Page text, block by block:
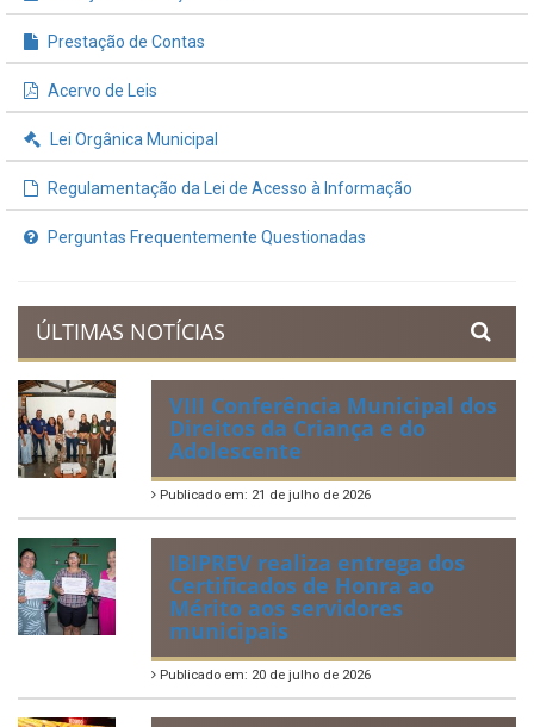
Prestação de Contas
Acervo de Leis
Lei Orgânica Municipal
Regulamentação da Lei de Acesso à Informação
Perguntas Frequentemente Questionadas
ÚLTIMAS NOTÍCIAS
VIII Conferência Municipal dos
Direitos da Criança e do
Adolescente
Publicado em: 21 de julho de 2026
IBIPREV realiza entrega dos
Certificados de Honra ao
Mérito aos servidores
municipais
Publicado em: 20 de julho de 2026